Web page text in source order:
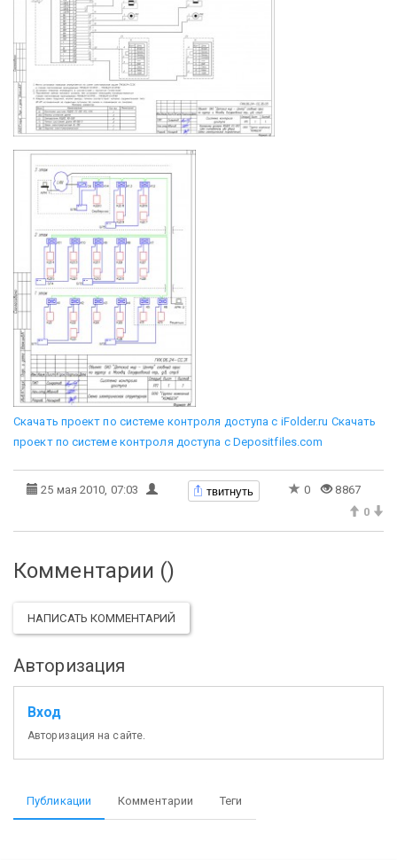
Скачать проект по системе контроля доступа с iFolder.ru Скачать
проект по системе контроля доступа с Depositfiles.com
25 мая 2010, 07:03 твитнуть 0
8867
0
Комментарии ()
НАПИСАТЬ КОММЕНТАРИЙ
Авторизация
Вход
Авторизация на сайте.
Публикации Комментарии Теги